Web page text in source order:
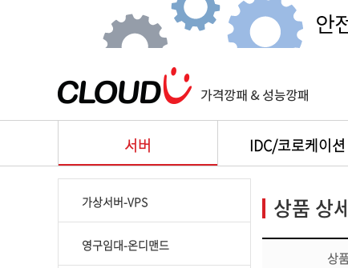
서버 IDC/코로케이션
가상서버-VPS
영구임대-온디맨드
상품 상
상